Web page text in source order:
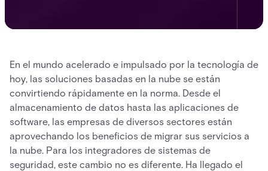
En el mundo acelerado e impulsado por la tecnología de
hoy, las soluciones basadas en la nube se están
convirtiendo rápidamente en la norma. Desde el
almacenamiento de datos hasta las aplicaciones de
software, las empresas de diversos sectores están
aprovechando los beneficios de migrar sus servicios a
la nube. Para los integradores de sistemas de
seguridad, este cambio no es diferente. Ha llegado el